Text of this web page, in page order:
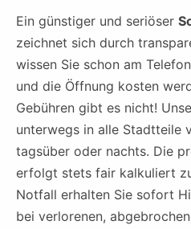
Ein günstiger und seriöser
zeichnet sich durch
wissen Sie schon am
und die Öffnung kosten
Gebühren gibt es nicht!
unterwegs in alle Stadtteile
tagsüber oder nachts. Die
erfolgt stets fair kalkuliert
Notfall erhalten Sie sofort
bei verlorenen,